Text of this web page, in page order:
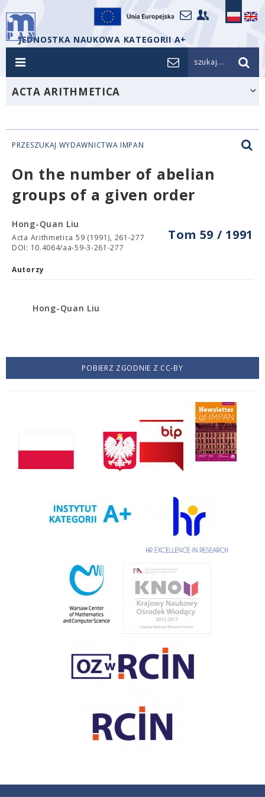
JEDNOSTKA NAUKOWA KATEGORII A+
szukaj...
ACTA ARITHMETICA
PRZESZUKAJ WYDAWNICTWA IMPAN
On the number of abelian
groups of a given order
Tom 59 / 1991
Hong-Quan Liu
Acta Arithmetica 59 (1991), 261-277
DOI: 10.4064/aa-59-3-261-277
Autorzy
Hong-Quan Liu
POBIERZ ZGODNIE Z CC-BY